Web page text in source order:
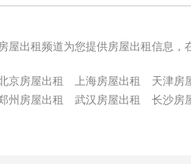
房屋出租频道为您提供房屋出租信息，
京房屋出租 上海房屋出租 天津房
州房屋出租
武汉房屋出租 长沙房